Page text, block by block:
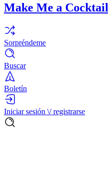
Make Me a Cocktail
Sorpréndeme
Buscar
Boletín
Iniciar sesión \/ registrarse